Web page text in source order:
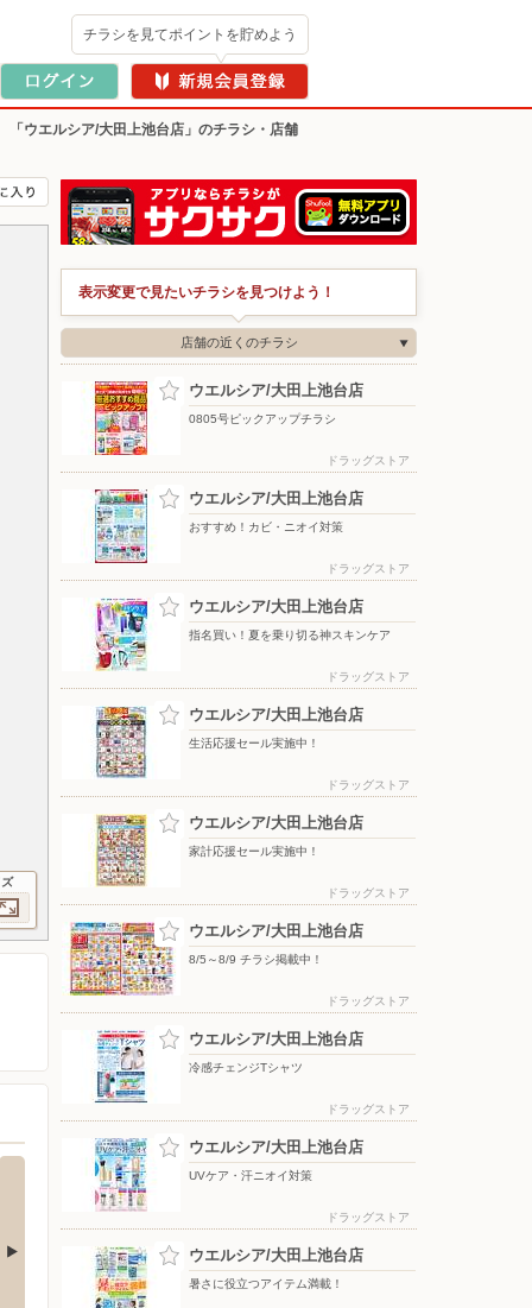
チラシを見てポイントを貯めよう
「ウエルシア/大田上池台店」のチラシ・店舗
得 いい値生活家計応援お買得
特別企画！7つのクーポン配信
表示変更で見たいチラシを見つけよう！
店舗の近くのチラシ
ウエルシア/大田上池台店
0805号ピックアップチラシ
ドラッグストア
ウエルシア/大田上池台店
おすすめ！カビ・ニオイ対策
ドラッグストア
ウエルシア/大田上池台店
指名買い！夏を乗り切る神スキンケア
ドラッグストア
ウエルシア/大田上池台店
生活応援セール実施中！
ドラッグストア
ウエルシア/大田上池台店
家計応援セール実施中！
ドラッグストア
ウエルシア/大田上池台店
8/5～8/9 チラシ掲載中！
ドラッグストア
ウエルシア/大田上池台店
冷感チェンジTシャツ
ドラッグストア
ウエルシア/大田上池台店
UVケア・汗ニオイ対策
ドラッグストア
ウエルシア/大田上池台店
暑さに役立つアイテム満載！